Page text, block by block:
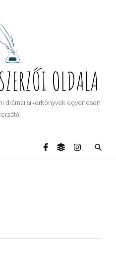
OLDALA
drámai sikerkönyvek egyenesen